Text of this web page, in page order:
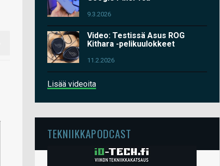
9.3.2026
Video: Testissä Asus ROG
Kithara -pelikuulokkeet
11.2.2026
Lisää videoita
TEKNIIKKAPODCAST